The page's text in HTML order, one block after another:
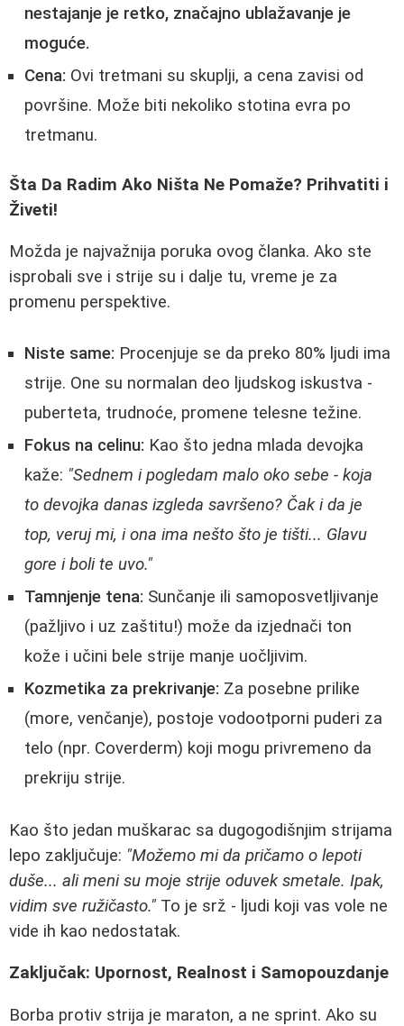
nestajanje je retko, značajno ublažavanje je
moguće.
Cena: Ovi tretmani su skuplji, a cena zavisi od
površine. Može biti nekoliko stotina evra po
tretmanu.
Šta Da Radim Ako Ništa Ne Pomaže? Prihvatiti i
Živeti!
Možda je najvažnija poruka ovog članka. Ako ste
isprobali sve i strije su i dalje tu, vreme je za
promenu perspektive.
Niste same: Procenjuje se da preko 80% ljudi ima
strije. One su normalan deo ljudskog iskustva -
puberteta, trudnoće, promene telesne težine.
Fokus na celinu: Kao što jedna mlada devojka
kaže: "Sednem i pogledam malo oko sebe - koja
to devojka danas izgleda savršeno? Čak i da je
top, veruj mi, i ona ima nešto što je tišti... Glavu
gore i boli te uvo."
Tamnjenje tena: Sunčanje ili samoposvetljivanje
(pažljivo i uz zaštitu!) može da izjednači ton
kože i učini bele strije manje uočljivim.
Kozmetika za prekrivanje: Za posebne prilike
(more, venčanje), postoje vodootporni puderi za
telo (npr. Coverderm) koji mogu privremeno da
prekriju strije.
Kao što jedan muškarac sa dugogodišnjim strijama
lepo zaključuje: "Možemo mi da pričamo o lepoti
duše... ali meni su moje strije oduvek smetale. Ipak,
vidim sve ružičasto." To je srž - ljudi koji vas vole ne
vide ih kao nedostatak.
Zaključak: Upornost, Realnost i Samopouzdanje
Borba protiv strija je maraton, a ne sprint. Ako su